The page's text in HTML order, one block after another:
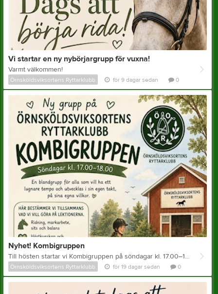
Vi startar en ny nybörjargrupp för vuxna!
Varmt välkommen!
Örnsköldsviksortens Ryttarklubb för 9 dagar sedan 0
Nyhet! Kombigruppen
Till hösten startar vi Kombigruppen på söndagar kl. 17.00–18.00. Det här är en grupp för både barn och vuxna som vill utvecklas i sin egen takt, utan stress och prestationskrav. Gruppen passar dig som trivs bäst i ett lugnare sammanhang med få deltagare och gott om tid för frågor, reflektion och individuell utveckling. Vi utgår från gruppens önskemål och intressen när vi planerar lektionerna. Det kan handla om ridning, sits och balans, markarbete, hästhantering, uteritter, WE, cavaletti eller hästkunskap – vi formar innehållet tillsammans. Ridlärare: Helen Thorstensson ✨ Lugn och trygg lärmiljö ✨ Individuell utveckling i fokus ✨ Anpassat efter deltagarnas önskemål ✨ Max 6 deltagare Pris Junior: 340 kr/lektion Senior: 350 kr/lektion Anmälan gäller för hela terminen. Känner du att du eller ditt barn skulle trivas i en mindre grupp där glädje, trygghet och utveckling får stå i centrum? @ 📧 Anmälan till linda@ryttarklubben.se
Örnsköldsviksortens Ryttarklubb för 19 dagar sedan 0